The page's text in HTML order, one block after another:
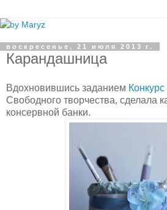
воскресенье, 21 июля 2013 г.
Карандашница
Вдохновившись заданием
Свободного творчества, сделала
консервной банки.